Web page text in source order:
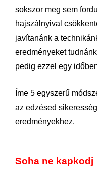
sokszor meg sem
hajszálnyival
javítanánk a
eredményeket
pedig ezzel egy
Íme 5 egyszerű
az edzésed
eredményekhez.
Soha ne kapkodj